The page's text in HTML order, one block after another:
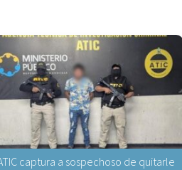
captura a sospechoso de quitarle